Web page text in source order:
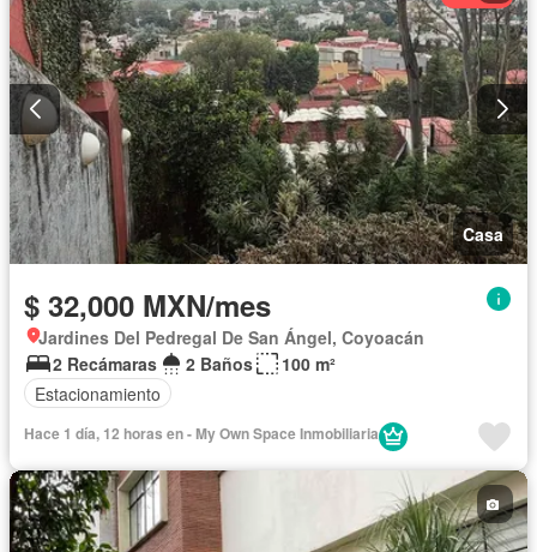
Casa
$ 32,000 MXN/mes
Jardines Del Pedregal De San Ángel, Coyoacán
2 Recámaras
2 Baños
100 m²
Estacionamiento
Hace 1 día, 12 horas en - My Own Space Inmobiliaria